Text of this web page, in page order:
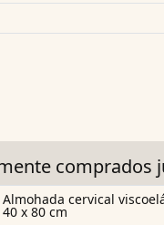
comprados
Almohada cervical
40 x 80 cm